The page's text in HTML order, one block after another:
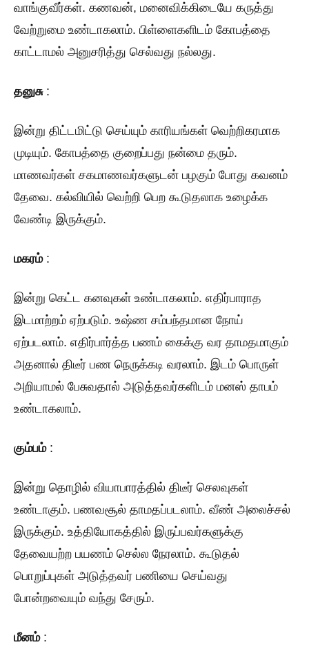
வாங்குவீர்கள். கணவன், மனைவிக்கிடையே கருத்து
வேற்றுமை உண்டாகலாம். பிள்ளைகளிடம் கோபத்தை
காட்டாமல் அனுசரித்து செல்வது நல்லது.
தனுசு:
இன்று திட்டமிட்டு செய்யும் காரியங்கள் வெற்றிகரமாக
முடியும். கோபத்தை குறைப்பது நன்மை தரும்.
மாணவர்கள் சகமாணவர்களுடன் பழகும் போது கவனம்
தேவை. கல்வியில் வெற்றி பெற கூடுதலாக உழைக்க
வேண்டி இருக்கும்.
மகரம்:
இன்று கெட்ட கனவுகள் உண்டாகலாம். எதிர்பாராத
இடமாற்றம் ஏற்படும். உஷ்ண சம்பந்தமான நோய்
ஏற்படலாம். எதிர்பார்த்த பணம் கைக்கு வர தாமதமாகும்
அதனால் திடீர் பண நெருக்கடி வரலாம். இடம் பொருள்
அறியாமல் பேசுவதால் அடுத்தவர்களிடம் மனஸ் தாபம்
உண்டாகலாம்.
கும்பம்:
இன்று தொழில் வியாபாரத்தில் திடீர் செலவுகள்
உண்டாகும். பணவசூல் தாமதப்படலாம். வீண் அலைச்சல்
இருக்கும். உத்தியோகத்தில் இருப்பவர்களுக்கு
தேவையற்ற பயணம் செல்ல நேரலாம். கூடுதல்
பொறுப்புகள் அடுத்தவர் பணியை செய்வது
போன்றவையும் வந்து சேரும்.
மீனம்: